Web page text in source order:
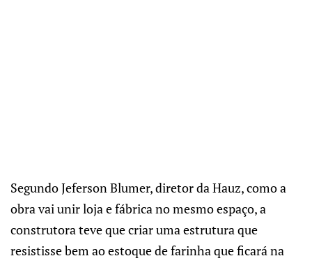
Segundo Jeferson Blumer, diretor da Hauz, como a
obra vai unir loja e fábrica no mesmo espaço, a
construtora teve que criar uma estrutura que
resistisse bem ao estoque de farinha que ficará na